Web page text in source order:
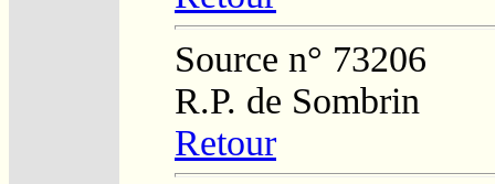
Source n° 73206
R.P. de Sombrin
Retour